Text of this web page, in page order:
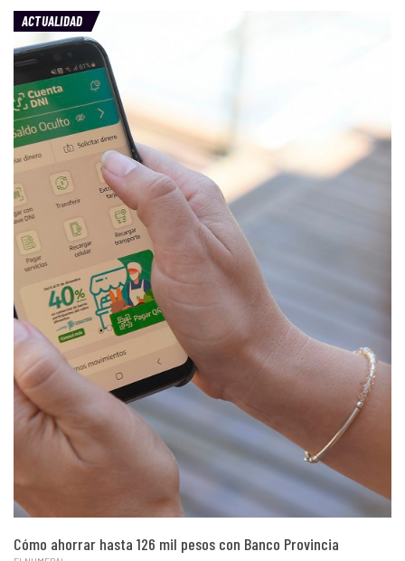
ACTUALIDAD
Cómo ahorrar hasta 126 mil pesos con Banco Provincia